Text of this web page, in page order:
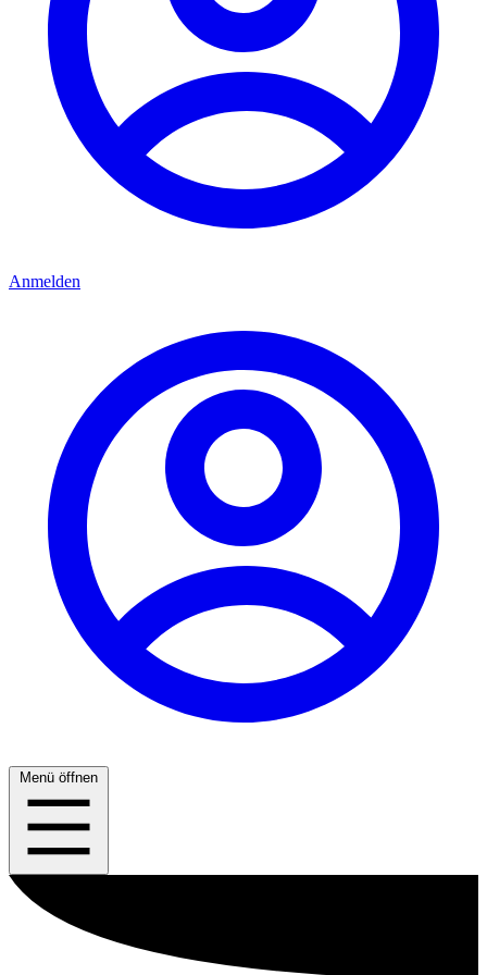
Anmelden
Menü öffnen